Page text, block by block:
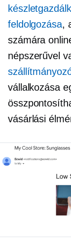
feldolgozása,
számára
népszerűvel
vállalkozása
vásárlási